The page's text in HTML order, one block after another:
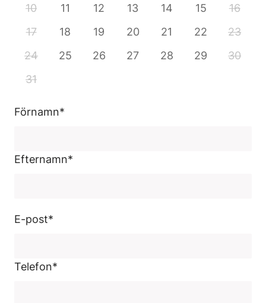
10
11 12 13 14 15
16
17
18 19 20 21 22
23
24
25 26 27 28 29
30
31
Förnamn*
Efternamn*
E-post*
Telefon*